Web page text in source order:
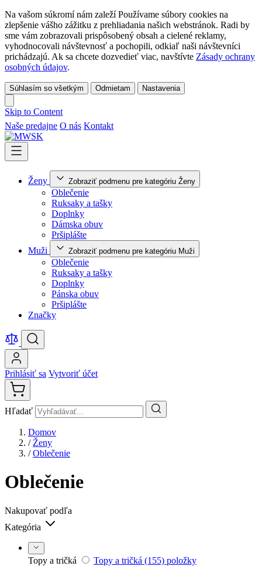
Na vašom súkromí nám zaleží Používame súbory cookies na
zlepšenie vášho zážitku z prehliadania našich webstránok. Radi by
sme vám zobrazovali prispôsobený obsah a cielené reklamy,
vyhodnocovali návštevnosť a pochopili, odkiaľ naši návštevníci
prichádzajú. Ak sa chcete dozvedieť viac, navštívte Zásady ochrany
osobných údajov.
Súhlasím so všetkým Odmietam Nastavenia
Skip to Content
Naše predajne O nás Kontakt
Ženy Zobraziť podmenu pre kategóriu Ženy
Oblečenie
Ruksaky a tašky
Doplnky
Dámska obuv
Pršiplášte
Muži
Zobraziť podmenu pre kategóriu Muži
Oblečenie
Ruksaky a tašky
Doplnky
Pánska obuv
Pršiplášte
Značky
Prihlásiť sa Vytvoriť účet
Hľadať
Domov
/ Ženy
/ Oblečenie
Oblečenie
Nakupovať podľa
Kategória
Topy a tričká Topy a tričká (155) položky